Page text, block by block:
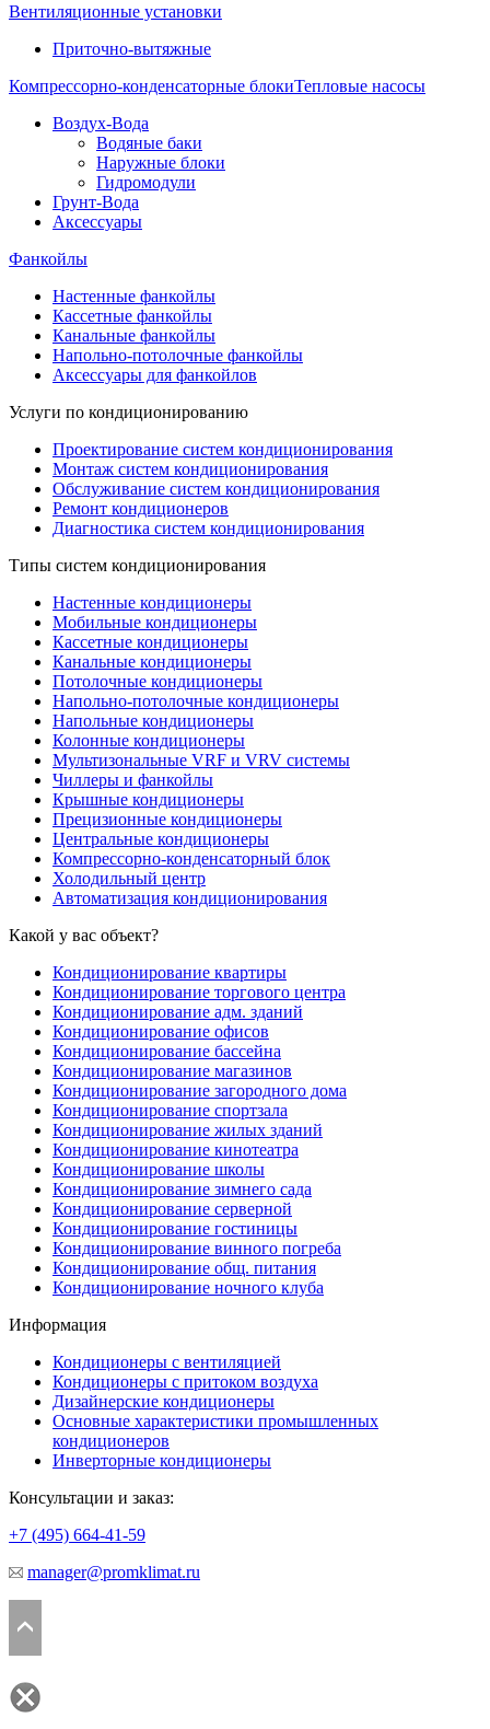
Вентиляционные установки
Приточно-вытяжные
Компрессорно-конденсаторные блокиТепловые насосы
Воздух-Вода
Водяные баки
Наружные блоки
Гидромодули
Грунт-Вода
Аксессуары
Фанкойлы
Настенные фанкойлы
Кассетные фанкойлы
Канальные фанкойлы
Напольно-потолочные фанкойлы
Аксессуары для фанкойлов
Услуги по кондиционированию
Проектирование систем кондиционирования
Монтаж систем кондиционирования
Обслуживание систем кондиционирования
Ремонт кондиционеров
Диагностика систем кондиционирования
Типы систем кондиционирования
Настенные кондиционеры
Мобильные кондиционеры
Кассетные кондиционеры
Канальные кондиционеры
Потолочные кондиционеры
Напольно-потолочные кондиционеры
Напольные кондиционеры
Колонные кондиционеры
Мультизональные VRF и VRV системы
Чиллеры и фанкойлы
Крышные кондиционеры
Прецизионные кондиционеры
Центральные кондиционеры
Компрессорно-конденсаторный блок
Холодильный центр
Автоматизация кондиционирования
Какой у вас объект?
Кондиционирование квартиры
Кондиционирование торгового центра
Кондиционирование адм. зданий
Кондиционирование офисов
Кондиционирование бассейна
Кондиционирование магазинов
Кондиционирование загородного дома
Кондиционирование спортзала
Кондиционирование жилых зданий
Кондиционирование кинотеатра
Кондиционирование школы
Кондиционирование зимнего сада
Кондиционирование серверной
Кондиционирование гостиницы
Кондиционирование винного погреба
Кондиционирование общ. питания
Кондиционирование ночного клуба
Информация
Кондиционеры с вентиляцией
Кондиционеры с притоком воздуха
Дизайнерские кондиционеры
Основные характеристики промышленных
кондиционеров
Инверторные кондиционеры
Консультации и заказ:
+7 (495) 664-41-59
manager@promklimat.ru